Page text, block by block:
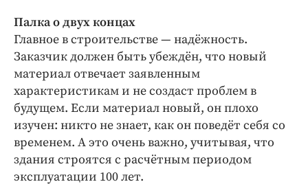
Палка о двух концах
Главное в строительстве — надёжность.
Заказчик должен быть убеждён, что новый
материал отвечает заявленным
характеристикам и не создаст проблем в
будущем. Если материал новый, он плохо
изучен: никто не знает, как он поведёт себя со
временем. А это очень важно, учитывая, что
здания строятся с расчётным периодом
эксплуатации 100 лет.